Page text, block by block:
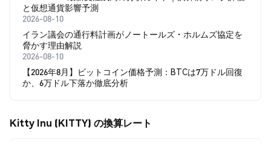
と仮想通貨影響予測
2026-08-10
イラン議会の通行料計画がノートールズ・ホルムズ協定を
脅かす理由解説
2026-08-10
【2026年8月】ビットコイン価格予測：BTCは7万ドル回復
か、6万ドル下落か徹底分析
Kitty Inu (KITTY) の換算レート